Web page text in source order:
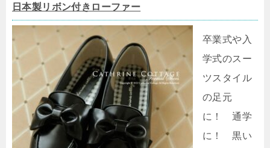
日本製リボン付きローファー
卒業式や入
学式のスー
ツスタイル
の足元
に！ 通学
に！ 黒い